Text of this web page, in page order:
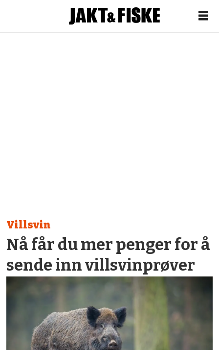
Villsvin
Nå får du mer penger for å
sende inn villsvinprøver